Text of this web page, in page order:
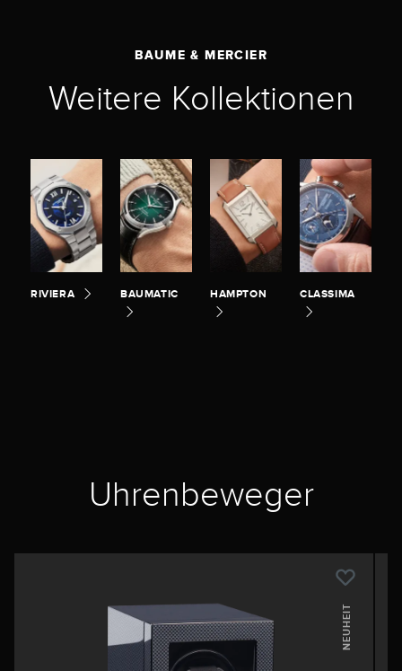
BAUME & MERCIER
Weitere Kollektionen
RIVIERA BAUMATIC HAMPTON CLASSIMA
Uhrenbeweger
NEUHEIT